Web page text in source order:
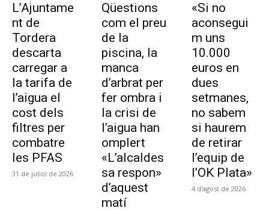
L’Ajuntame
nt de
Tordera
descarta
carregar a
la tarifa de
l’aigua el
cost dels
filtres per
combatre
les PFAS
31 de juliol de 2026
Qüestions
com el preu
de la
piscina, la
manca
d’arbrat per
fer ombra i
la crisi de
l’aigua han
omplert
«L’alcaldes
sa respon»
d’aquest
matí
«Si no
aconsegui
m uns
10.000
euros en
dues
setmanes,
no sabem
si haurem
de retirar
l’equip de
l’OK Plata»
4 d'agost de 2026